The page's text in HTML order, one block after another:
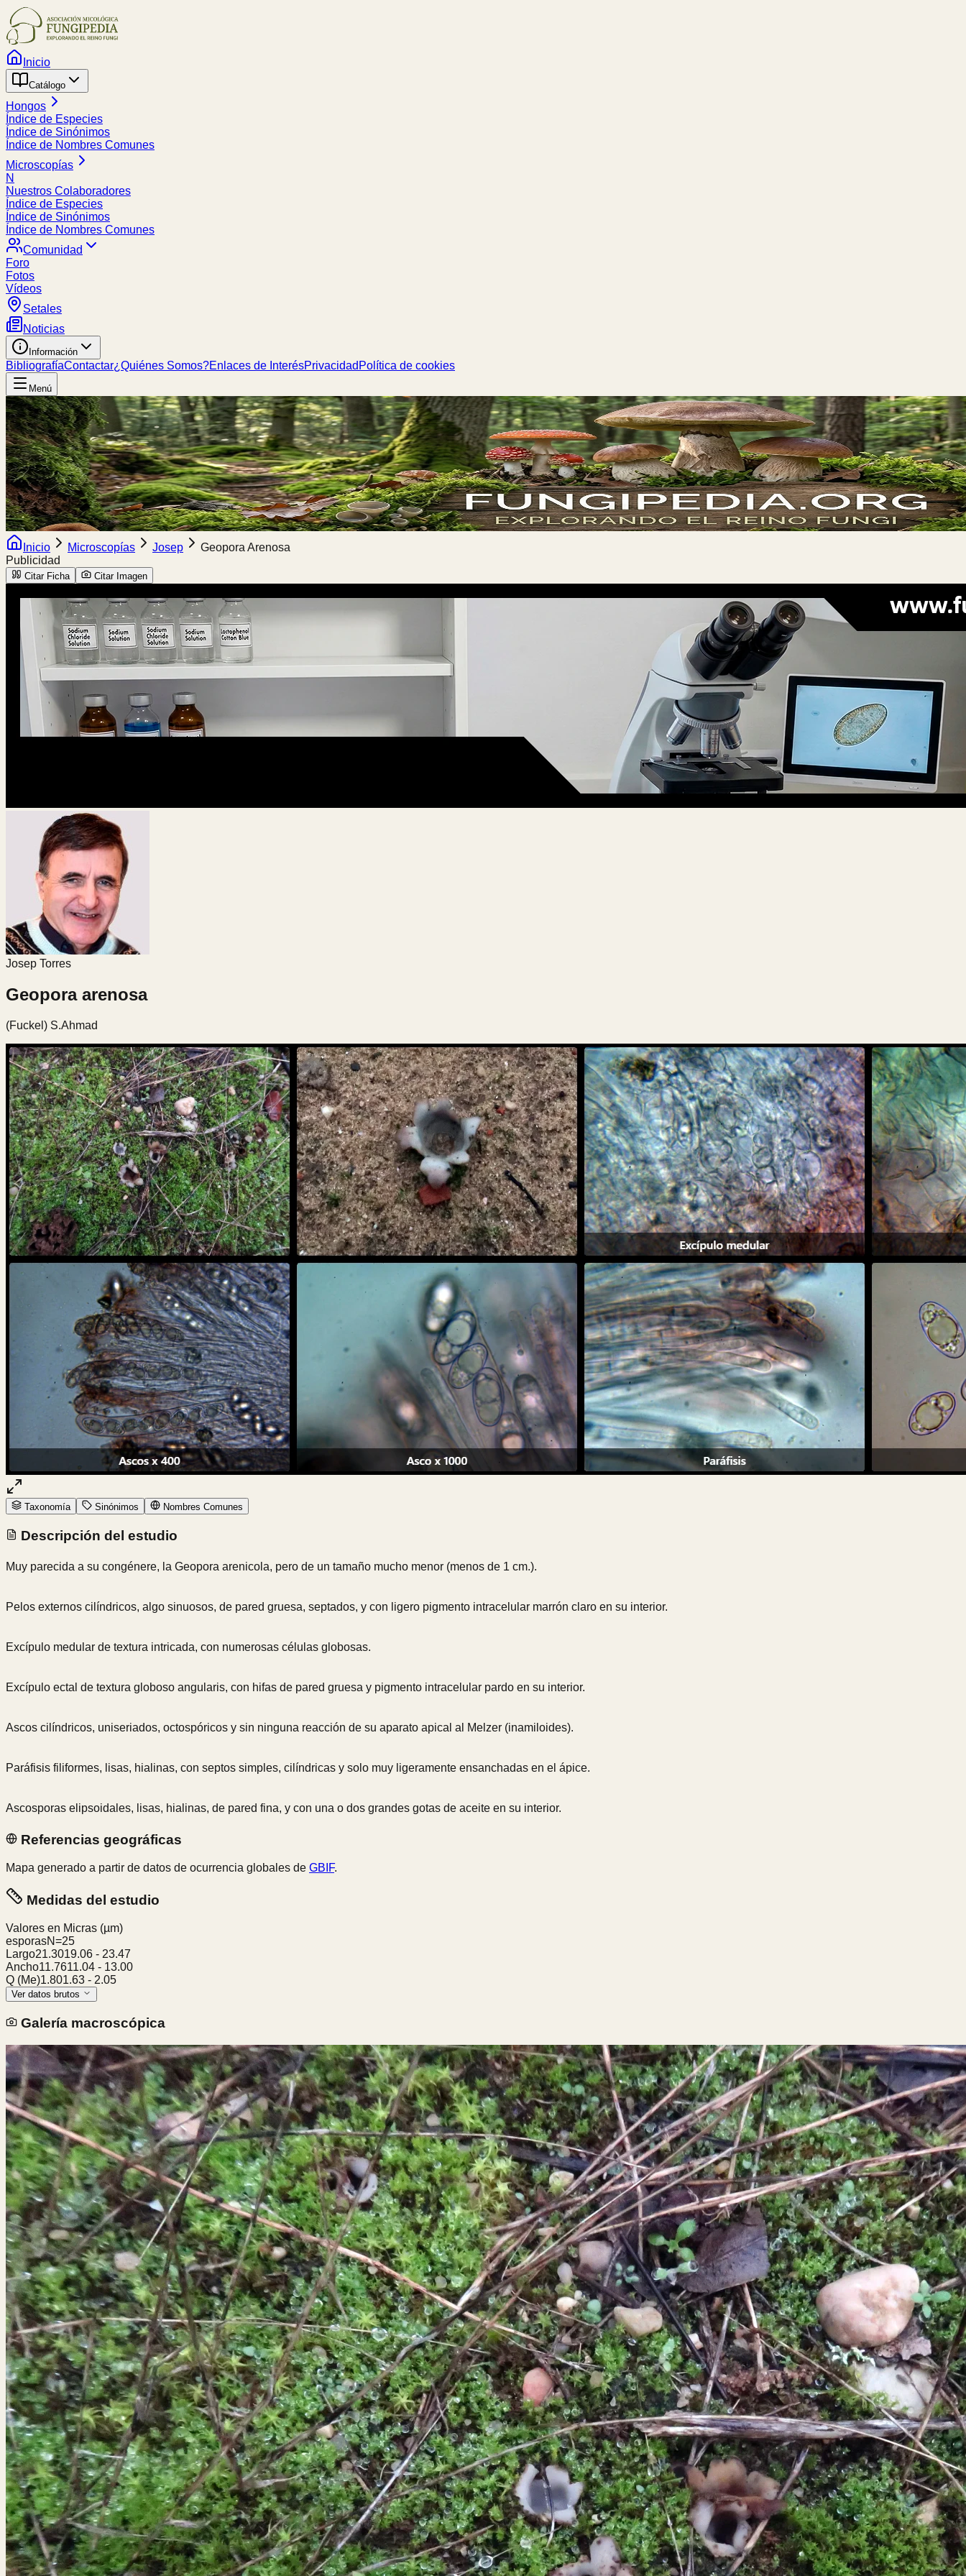
Inicio
Catálogo
Hongos
Índice de Especies
Índice de Sinónimos
Índice de Nombres Comunes
Microscopías
N
Nuestros Colaboradores
Índice de Especies
Índice de Sinónimos
Índice de Nombres Comunes
Comunidad
Foro
Fotos
Vídeos
Setales
Noticias
Información
BibliografíaContactar¿Quiénes Somos?Enlaces de InterésPrivacidad Política de cookies
Menú
Inicio Microscopías Josep
Geopora Arenosa
Publicidad
Citar Ficha Citar Imagen
Josep Torres
Geopora arenosa
(Fuckel) S.Ahmad
Taxonomía Sinónimos Nombres Comunes
Descripción del estudio
Muy parecida a su congénere, la Geopora arenicola, pero de un tamaño mucho menor (menos de 1 cm.).
Pelos externos cilíndricos, algo sinuosos, de pared gruesa, septados, y con ligero pigmento intracelular marrón claro en su interior.
Excípulo medular de textura intricada, con numerosas células globosas.
Excípulo ectal de textura globoso angularis, con hifas de pared gruesa y pigmento intracelular pardo en su interior.
Ascos cilíndricos, uniseriados, octospóricos y sin ninguna reacción de su aparato apical al Melzer (inamiloides).
Paráfisis filiformes, lisas, hialinas, con septos simples, cilíndricas y solo muy ligeramente ensanchadas en el ápice.
Ascosporas elipsoidales, lisas, hialinas, de pared fina, y con una o dos grandes gotas de aceite en su interior.
Referencias geográficas
Mapa generado a partir de datos de ocurrencia globales de GBIF.
Medidas del estudio
Valores en Micras (µm)
esporasN=25
Largo21.3019.06 - 23.47
Ancho11.7611.04 - 13.00
Q (Me)1.801.63 - 2.05
Ver datos brutos
Galería macroscópica